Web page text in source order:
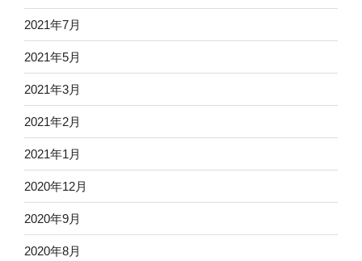
2021年7月
2021年5月
2021年3月
2021年2月
2021年1月
2020年12月
2020年9月
2020年8月